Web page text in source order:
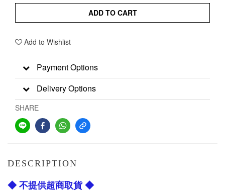
ADD TO CART
Add to Wishlist
Payment Options
Delivery Options
SHARE
DESCRIPTION
◆ 不提供超商取貨 ◆